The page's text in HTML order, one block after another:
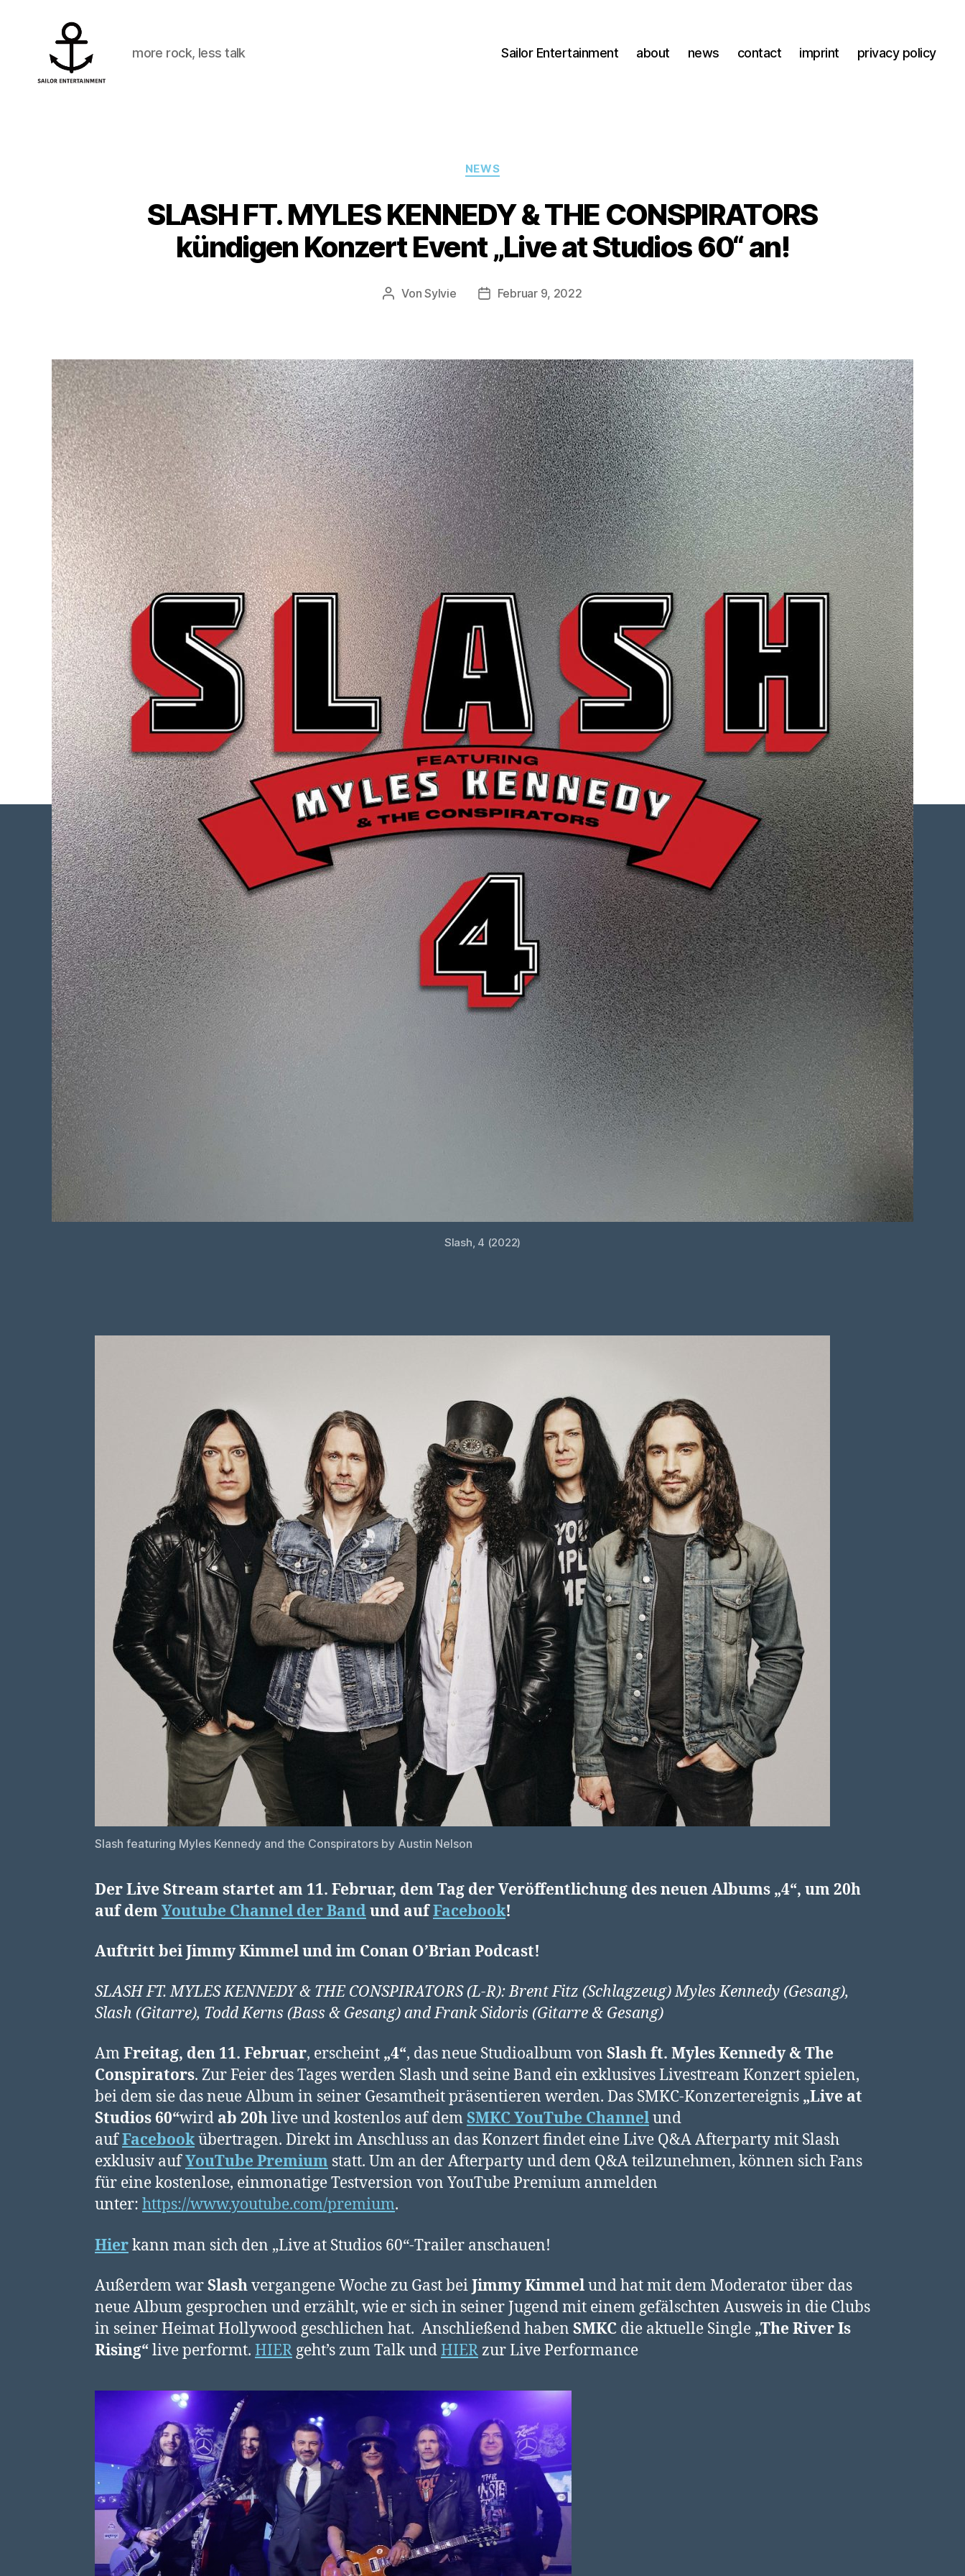
more rock, less talk Sailor Entertainment about news contact imprint privacy policy
Kategorien
NEWS
SLASH FT. MYLES KENNEDY & THE CONSPIRATORS
kündigen Konzert Event „Live at Studios 60“ an!
Beitragsautor
VonSylvie Veröffentlichungsdatum
Februar 9, 2022
Slash, 4 (2022)
Slash featuring Myles Kennedy and the Conspirators by Austin Nelson
Der Live Stream startet am 11. Februar, dem Tag der Veröffentlichung des neuen Albums „4“, um 20h
auf demYoutube Channel der Bandund aufFacebook!
Auftritt bei Jimmy Kimmel und im Conan O’Brian Podcast!
SLASH FT. MYLES KENNEDY & THE CONSPIRATORS (L-R): Brent Fitz (Schlagzeug) Myles Kennedy (Gesang),
Slash (Gitarre), Todd Kerns (Bass & Gesang) and Frank Sidoris (Gitarre & Gesang)
AmFreitag, den 11. Februar, erscheint „4“, das neue Studioalbum von Slash ft. Myles Kennedy & The
Conspirators. Zur Feier des Tages werden Slash und seine Band ein exklusives Livestream Konzert spielen,
bei dem sie das neue Album in seiner Gesamtheit präsentieren werden. Das SMKC-Konzertereignis „Live at
Studios 60“wird ab 20hlive und kostenlos auf demSMKC YouTube Channelund
aufFacebookübertragen. Direkt im Anschluss an das Konzert findet eine Live Q&A Afterparty mit Slash
exklusiv aufYouTube Premium statt. Um an der Afterparty und dem Q&A teilzunehmen, können sich Fans
für eine kostenlose, einmonatige Testversion von YouTube Premium anmelden
unter: https://www.youtube.com/premium.
Hierkann man sich den „Live at Studios 60“-Trailer anschauen!
Außerdem warSlashvergangene Woche zu Gast beiJimmy Kimmelund hat mit dem Moderator über das
neue Album gesprochen und erzählt, wie er sich in seiner Jugend mit einem gefälschten Ausweis in die Clubs
in seiner Heimat Hollywood geschlichen hat. Anschließend haben SMKC die aktuelle Single „The River Is
Rising“live performt. HIER geht’s zum Talk undHIER zur Live Performance